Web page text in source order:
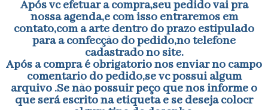
Após vc efetuar a compra,seu pedido vai pra
nossa agenda,e com isso entraremos em
contato,com a arte dentro do prazo estipulado
para a confecção do pedido,no telefone
cadastrado no site.
Após a compra é obrigatorio nos enviar no campo
comentario do pedido,se vc possui algum
arquivo .Se não possuir peço que nos informe o
que será escrito na etiqueta e se deseja colocr